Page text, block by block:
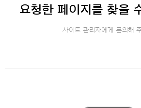
요청한 페이지를 찾을
사이트 관리자에게 문의해